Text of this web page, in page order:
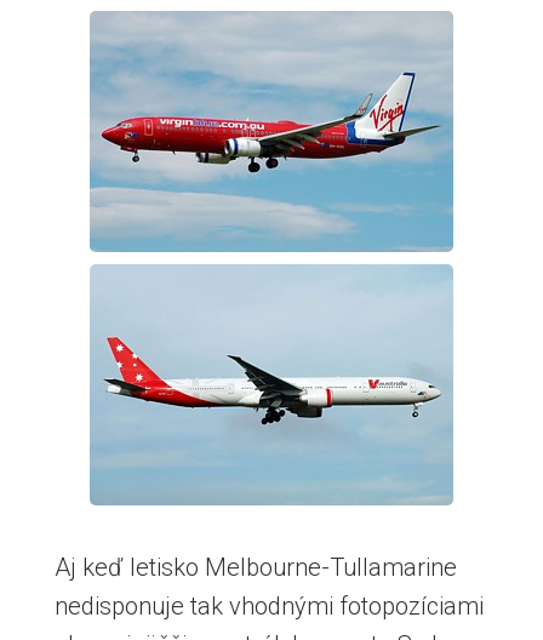
Aj keď letisko Melbourne-Tullamarine
nedisponuje tak vhodnými fotopozíciami